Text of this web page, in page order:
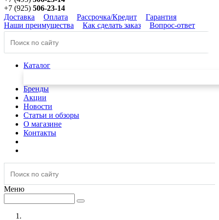
+7 (925) 506-23-14
Доставка
Оплата Рассрочка/Кредит
Гарантия
Наши преимущества
Как сделать заказ Вопрос-ответ
Каталог
Бренды
Акции
Новости
Статьи и обзоры
О магазине
Контакты
Меню